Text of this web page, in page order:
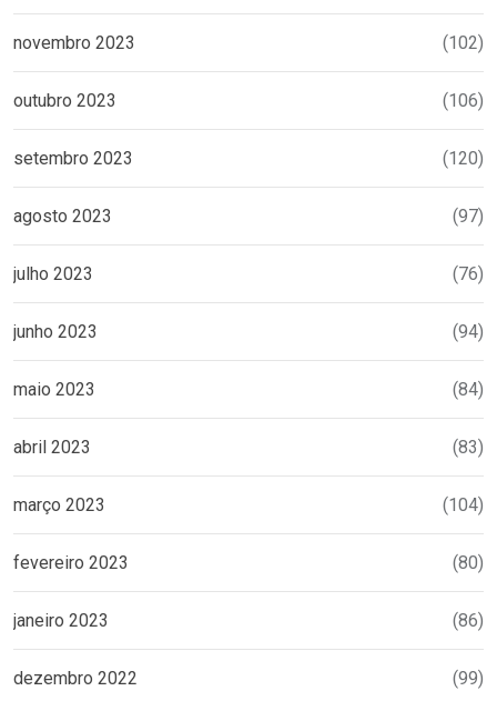
novembro 2023 (102)
outubro 2023 (106)
setembro 2023 (120)
agosto 2023 (97)
julho 2023 (76)
junho 2023 (94)
maio 2023 (84)
abril 2023 (83)
março 2023 (104)
fevereiro 2023 (80)
janeiro 2023 (86)
dezembro 2022 (99)